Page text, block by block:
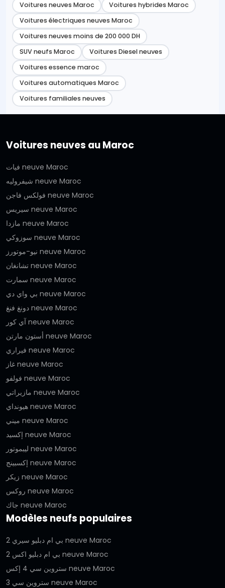
Voitures neuves Maroc
Voitures hybrides Maroc
Voitures électriques neuves Maroc
Voitures neuves moins de 200 000 DH
SUV neufs Maroc
Voitures Diesel neuves
Voitures essence maroc
Voitures automatiques Maroc
Voitures familiales neuves
Voitures neuves au Maroc
فيات neuve Maroc
شيفروليه neuve Maroc
فولكس فاجن neuve Maroc
سيريس neuve Maroc
مازدا neuve Maroc
سوزوكي neuve Maroc
نيو-موتورز neuve Maroc
تشانغان neuve Maroc
سمارت neuve Maroc
بي واي دي neuve Maroc
دونغ فنغ neuve Maroc
آي كور neuve Maroc
أستون مارتن neuve Maroc
فيراري neuve Maroc
غاز neuve Maroc
فولفو neuve Maroc
مازيراتي neuve Maroc
هيونداي neuve Maroc
ميني neuve Maroc
إكسيد neuve Maroc
ليبموتور neuve Maroc
إكسبينج neuve Maroc
زيكر neuve Maroc
روكس neuve Maroc
جاك neuve Maroc
Modèles neufs populaires
بي ام دبليو سيري 2 neuve Maroc
بي ام دبليو اكس 2 neuve Maroc
ستروين سي 4 إكس neuve Maroc
ستروين سي 3 neuve Maroc